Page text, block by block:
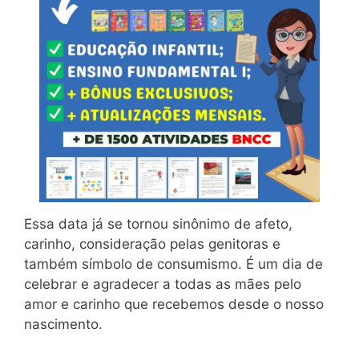
Essa data já se tornou sinônimo de afeto,
carinho, consideração pelas genitoras e
também símbolo de consumismo. É um dia de
celebrar e agradecer a todas as mães pelo
amor e carinho que recebemos desde o nosso
nascimento.